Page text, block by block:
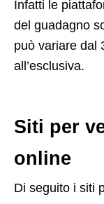
Infatti le
del guadagno
può variare dal
all’esclusiva.
Siti per
online
Di seguito i siti